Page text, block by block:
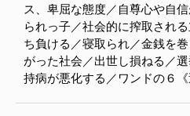
ス、卑屈な態度／自尊心や自
られっ子／社会的に搾取され
ち負ける／寝取られ／金銭を
がった社会／出世し損ねる／
持病が悪化する／ワンドの６《